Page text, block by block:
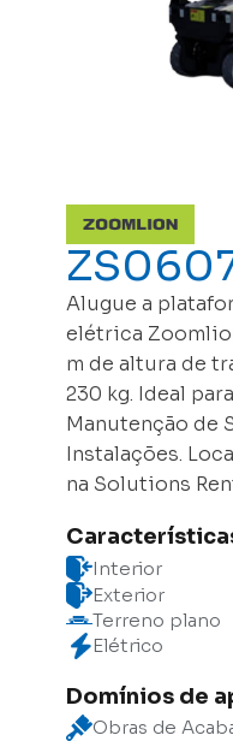
Alugue a
elétrica
m de altura de
230 kg. Ideal
Manutenção de
Instalações.
na Solutions
Interior
Exterior
Terreno plano
Elétrico
Domínios de
Obras de